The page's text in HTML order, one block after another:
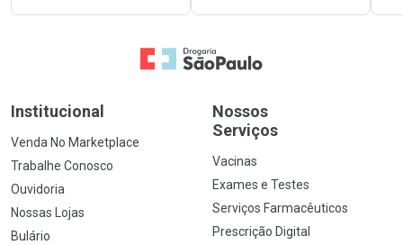
Ir para a Home
Institucional
Venda No Marketplace
Trabalhe Conosco
Ouvidoria
Nossas Lojas
Bulário
Nossos
Serviços
Vacinas
Exames e Testes
Serviços Farmacêuticos
Prescrição Digital